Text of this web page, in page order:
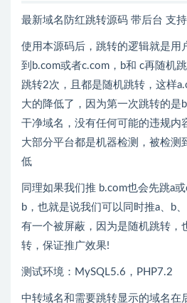
最新域名防红跳转源码 带后台 支
使用本源码后，跳转的逻辑就是用
到b.com或者c.com，b和 c再随机
跳转2次，且都是随机跳转，这样
大的降低了，因为第一次跳转的是
干净域名，没有任何可能的违规内
大部分平台都是机器检测，被检测
低
同理如果我们推 b.com也会先跳a
b，也就是说我们可以同时推a、b
有一个被屏蔽，因为是随机跳转，
转，保证推广效果!
测试环境：MySQL5.6，PHP7.2
中转域名和需要跳转显示的域名在